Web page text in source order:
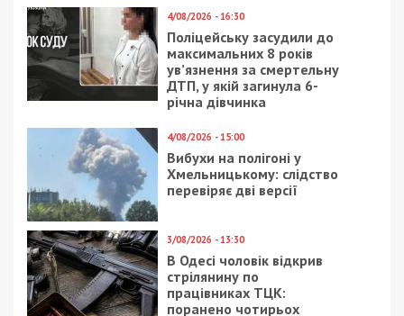
13/08/2021 - 12:40
В Днепре может
появиться “языковой”
наблюдатель: видео
8/07/2020 - 14:50
В Днепре ищут
смертельного ДТП